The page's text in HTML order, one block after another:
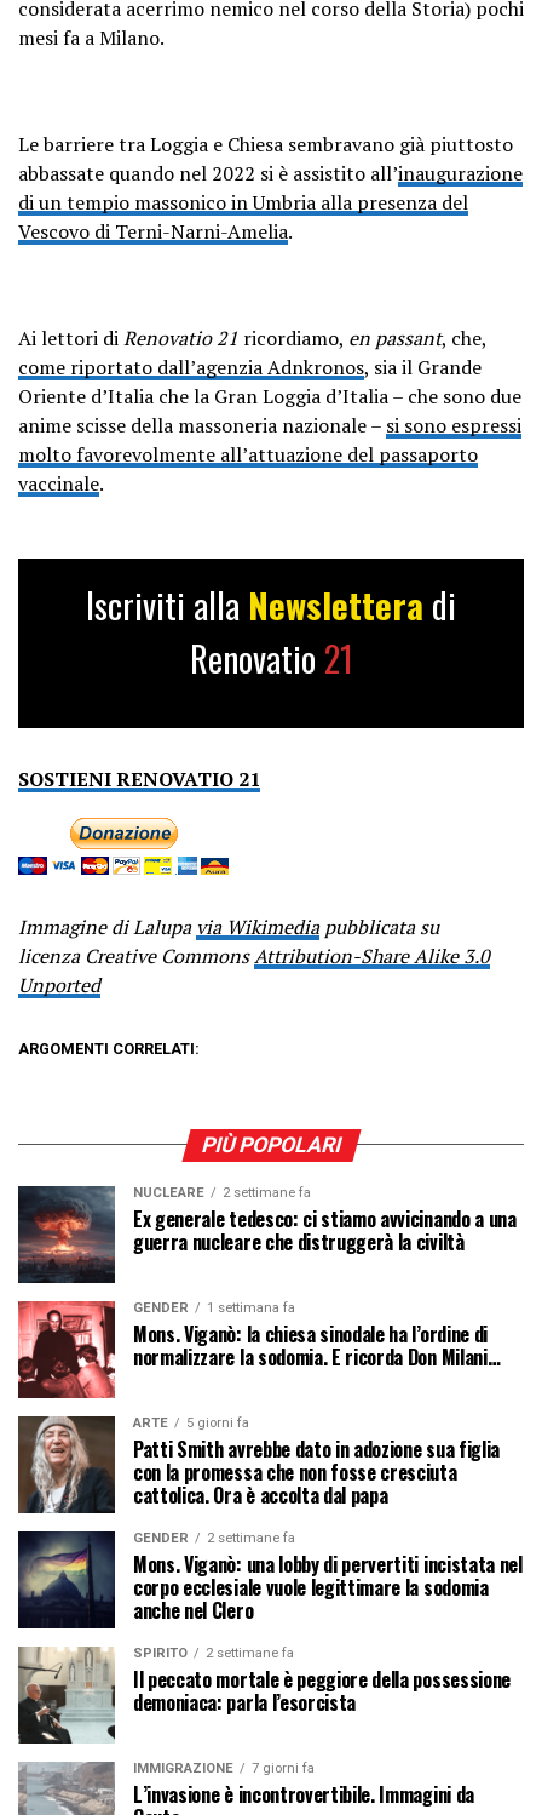
considerata acerrimo nemico nel corso della Storia) pochi
mesi fa a Milano.
Le barriere tra Loggia e Chiesa sembravano già piuttosto
abbassate quando nel 2022 si è assistito all’inaugurazione
di un tempio massonico in Umbria alla presenza del
Vescovo di Terni-Narni-Amelia.
Ai lettori diRenovatio 21 ricordiamo, en passant, che,
come riportato dall’agenzia Adnkronos, sia il Grande
Oriente d’Italia che la Gran Loggia d’Italia – che sono due
anime scisse della massoneria nazionale – si sono espressi
molto favorevolmente all’attuazione del passaporto
vaccinale.
Iscriviti alla Newslettera di
Renovatio 21
SOSTIENI RENOVATIO 21
Immagine di Lalupavia Wikimediapubblicata su
licenza Creative CommonsAttribution-Share Alike 3.0
Unported
ARGOMENTI CORRELATI:
PIÙ POPOLARI
NUCLEARE 2 settimane fa
Ex generale tedesco: ci stiamo avvicinando a una
guerra nucleare che distruggerà la civiltà
GENDER 1 settimana fa
Mons. Viganò: la chiesa sinodale ha l’ordine di
normalizzare la sodomia. E ricorda Don Milani…
ARTE 5 giorni fa
Patti Smith avrebbe dato in adozione sua figlia
con la promessa che non fosse cresciuta
cattolica. Ora è accolta dal papa
GENDER 2 settimane fa
Mons. Viganò: una lobby di pervertiti incistata nel
corpo ecclesiale vuole legittimare la sodomia
anche nel Clero
SPIRITO 2 settimane fa
Il peccato mortale è peggiore della possessione
demoniaca: parla l’esorcista
IMMIGRAZIONE 7 giorni fa
L’invasione è incontrovertibile. Immagini da